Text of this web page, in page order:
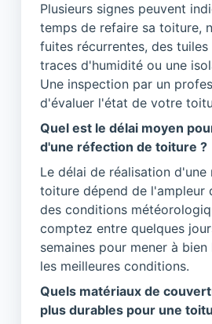
Plusieurs signes peuvent
temps de refaire sa toiture,
fuites récurrentes, des tuiles
traces d'humidité ou une
Une inspection par un
d'évaluer l'état de votre
Quel est le délai moyen
d'une réfection de toiture ?
Le délai de réalisation
toiture dépend de l'ampleur
des conditions
comptez entre quelques
semaines pour mener à
les meilleures conditions.
Quels matériaux de
plus durables pour une